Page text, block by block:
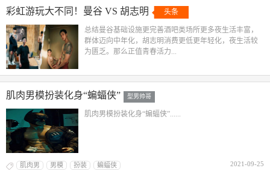
彩虹游玩大不同！曼谷 VS 胡志明 头条
总结曼谷基础设施更完善酒吧类场所更多夜生活丰富，
群体迈向中年化，胡志明消费更低更年轻化，夜生活较
为匮乏。那么正值青春活力...
肌肉男模扮装化身“蝙蝠侠” 型男帅哥
肌肉男模扮装化身“蝙蝠侠”......
肌肉男 男模 扮装 蝙蝠侠 2021-09-25